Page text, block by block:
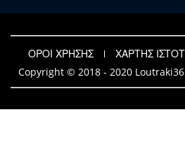
ΟΡΟΙ ΧΡΗΣΗΣ
ΧΑΡΤΗΣ
Copyright © 2018 - 2020